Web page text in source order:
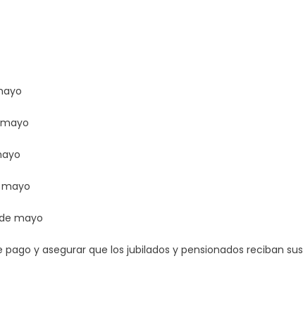
mayo
y asegurar que los jubilados y pensionados reciban sus